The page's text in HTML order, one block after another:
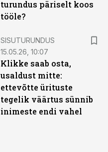
turundus päriselt koos
tööle?
SISUTURUNDUS
15.05.26, 10:07
Klikke saab osta,
usaldust mitte:
ettevõtte ürituste
tegelik väärtus sünnib
inimeste endi vahel